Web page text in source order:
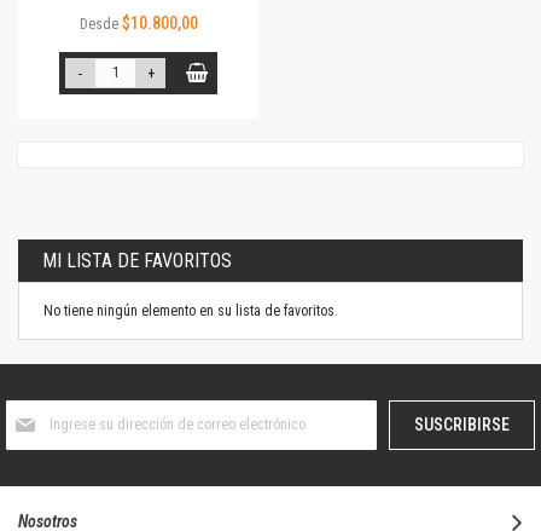
Desde $10.800,00
- +
MI LISTA DE FAVORITOS
No tiene ningún elemento en su lista de favoritos.
boletín
SUSCRIBIRSE
Nosotros